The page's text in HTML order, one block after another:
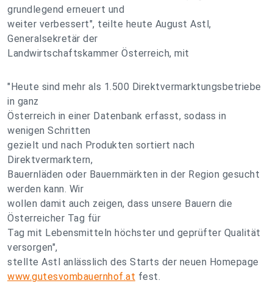
grundlegend erneuert und
weiter verbessert", teilte heute August Astl,
Generalsekretär der
Landwirtschaftskammer Österreich, mit
"Heute sind mehr als 1.500 Direktvermarktungsbetriebe
in ganz
Österreich in einer Datenbank erfasst, sodass in
wenigen Schritten
gezielt und nach Produkten sortiert nach
Direktvermarktern,
Bauernläden oder Bauernmärkten in der Region gesucht
werden kann. Wir
wollen damit auch zeigen, dass unsere Bauern die
Österreicher Tag für
Tag mit Lebensmitteln höchster und geprüfter Qualität
versorgen",
stellte Astl anlässlich des Starts der neuen Homepage
www.gutesvombauernhof.at fest.